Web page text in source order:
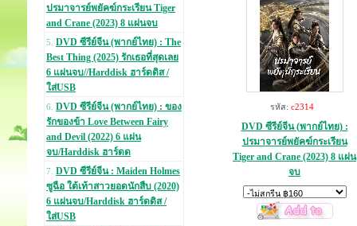
ปรมาจารย์พยัคฆ์กระเรียน Tiger
and Crane (2023) 8 แผ่นจบ
5. DVD ซีรีย์จีน (พากย์ไทย) : The
Best Thing (2025) รักเธอที่สุดเลย
6 แผ่นจบ//Harddisk ฮาร์ดดิส /
ใส่USB
6. DVD ซีรีย์จีน (พากย์ไทย) : ของ
รักของข้า Love Between Fairy
and Devil (2022) 6 แผ่น
จบ/Harddisk ฮาร์ดด
7. DVD ซีรีย์จีน : Maiden Holmes
ซูฉือ ใต้เท้าสาวยอดนักสืบ (2020)
6 แผ่นจบ/Harddisk ฮาร์ดดิส /
ใส่USB
รหัส: c2314
DVD ซีรีย์จีน (พากย์ไทย) :
ปรมาจารย์พยัคฆ์กระเรียน
Tiger and Crane (2023) 8 แผ่น
จบ